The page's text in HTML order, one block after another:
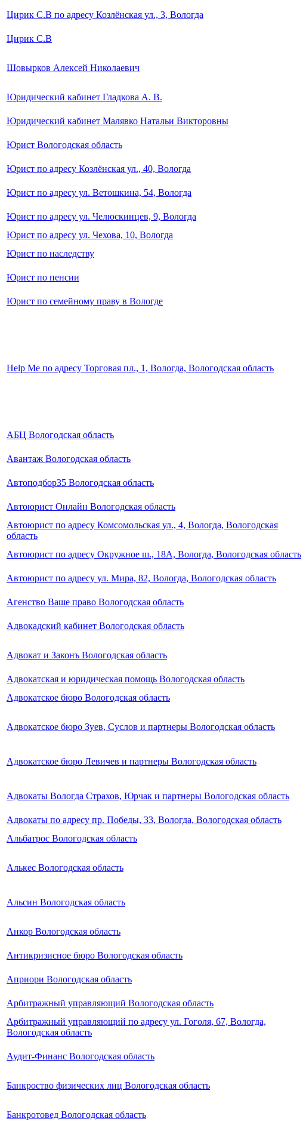
Цирик С.В по адресу Козлёнская ул., 3, Вологда
Цирик С.В
Шовырков Алексей Николаевич
Юридический кабинет Гладкова А. В.
Юридический кабинет Малявко Натальи Викторовны
Юрист Вологодская область
Юрист по адресу Козлёнская ул., 40, Вологда
Юрист по адресу ул. Ветошкина, 54, Вологда
Юрист по адресу ул. Челюскинцев, 9, Вологда
Юрист по адресу ул. Чехова, 10, Вологда
Юрист по наследству
Юрист по пенсии
Юрист по семейному праву в Вологде
Help Me по адресу Торговая пл., 1, Вологда, Вологодская область
АБЦ Вологодская область
Авантаж Вологодская область
Автоподбор35 Вологодская область
Автоюрист Онлайн Вологодская область
Автоюрист по адресу Комсомольская ул., 4, Вологда, Вологодская
область
Автоюрист по адресу Окружное ш., 18А, Вологда, Вологодская область
Автоюрист по адресу ул. Мира, 82, Вологда, Вологодская область
Агенство Ваше право Вологодская область
Адвокадский кабинет Вологодская область
Адвокат и Законъ Вологодская область
Адвокатская и юридическая помощь Вологодская область
Адвокатское бюро Вологодская область
Адвокатское бюро Зуев, Суслов и партнеры Вологодская область
Адвокатское бюро Левичев и партнеры Вологодская область
Адвокаты Вологда Страхов, Юрчак и партнеры Вологодская область
Адвокаты по адресу пр. Победы, 33, Вологда, Вологодская область
Альбатрос Вологодская область
Алькес Вологодская область
Альсин Вологодская область
Анкор Вологодская область
Антикризисное бюро Вологодская область
Априори Вологодская область
Арбитражный управляющий Вологодская область
Арбитражный управляющий по адресу ул. Гоголя, 67, Вологда,
Вологодская область
Аудит-Финанс Вологодская область
Банкроство физических лиц Вологодская область
Банкротовед Вологодская область